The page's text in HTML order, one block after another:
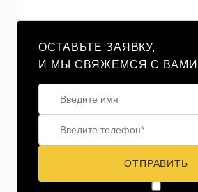
ОСТАВЬТЕ ЗАЯВКУ,
И МЫ СВЯЖЕМСЯ С ВАМИ
ОТПРАВИТЬ